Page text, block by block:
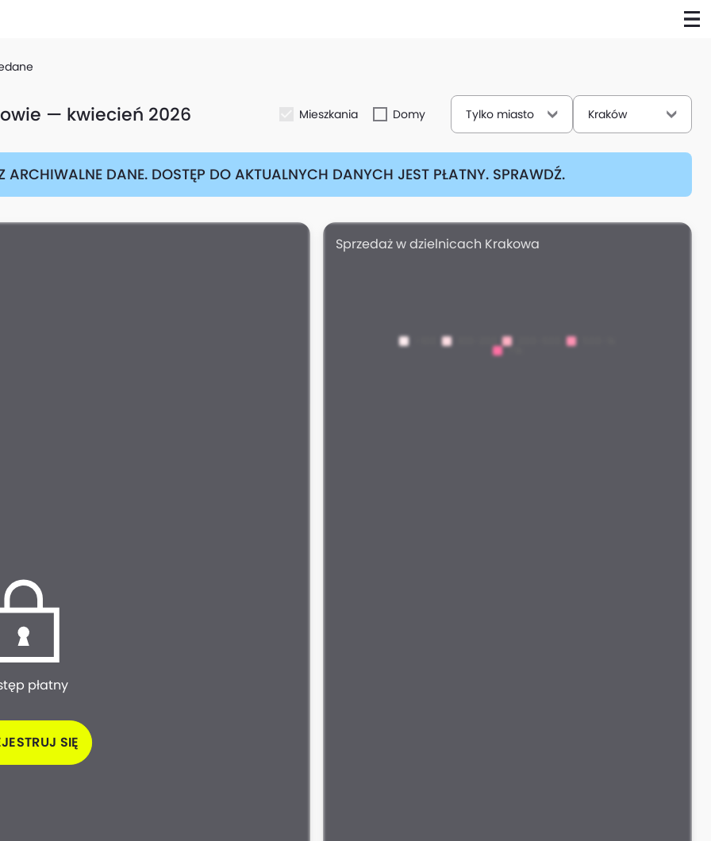
— kwiecień 2026 Mieszkania Domy Tylko miasto Kraków
ARCHIWALNE DANE. DOSTĘP DO AKTUALNYCH DANYCH JEST PŁATNY. SPRAWDŹ.
płatny
SIĘ
Sprzedaż w dzielnicach Krakowa
>1k